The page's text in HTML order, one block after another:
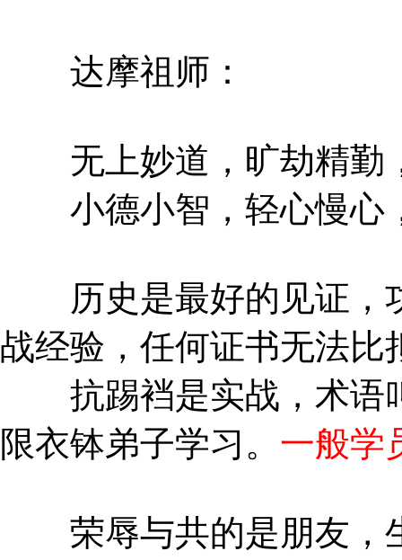
达摩祖师：
无上妙道，旷劫精勤
小德小智，轻心慢心
历史是最好的见证，
战经验，任何证书无法比
抗踢裆是实战，术语
限衣钵弟子学习。 一般学
荣辱与共的是朋友，